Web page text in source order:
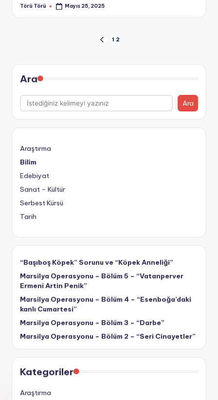
Posted
Törü Törü Mayıs 25, 2025
sayfalaması
PREVIOUS
1 2
Ara
Ara
Araştırma
Bilim
Edebiyat
Sanat – Kültür
Serbest Kürsü
Tarih
“Başıboş Köpek” Sorunu ve “Köpek Anneliği”
Marsilya Operasyonu – Bölüm 5 – “Vatanperver
Ermeni Artin Penik”
Marsilya Operasyonu – Bölüm 4 – “Esenboğa’daki
kanlı Cumartesi”
Marsilya Operasyonu – Bölüm 3 – “Darbe”
Marsilya Operasyonu – Bölüm 2 – “Seri Cinayetler”
Kategoriler
Araştırma